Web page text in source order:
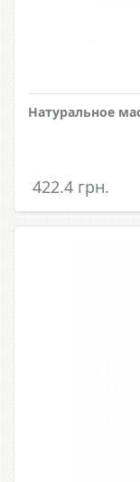
Натуральное
422.4 грн.